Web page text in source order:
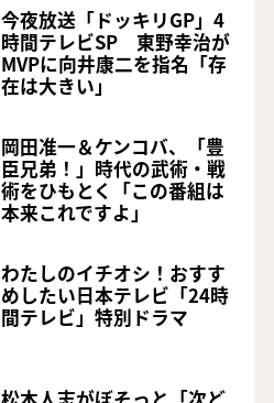
今夜放送「ドッキリGP」4
時間テレビSP 東野幸治が
MVPに向井康二を指名「存
在は大きい」
岡田准一＆ケンコバ、「豊
臣兄弟！」時代の武術・戦
術をひもとく「この番組は
本来これですよ」
わたしのイチオシ！おすす
めしたい日本テレビ「24時
間テレビ」特別ドラマ